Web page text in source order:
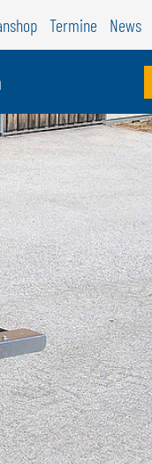
Schweiz
Termine News